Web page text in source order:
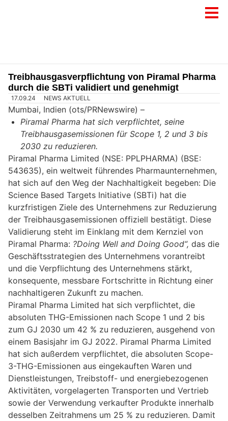
Treibhausgasverpflichtung von Piramal Pharma
durch die SBTi validiert und genehmigt
17.09.24 NEWS AKTUELL
Mumbai, Indien (ots/PRNewswire) –
Piramal Pharma hat sich verpflichtet, seine
Treibhausgasemissionen für Scope 1, 2 und 3 bis
2030 zu reduzieren.
Piramal Pharma Limited (NSE: PPLPHARMA) (BSE:
543635), ein weltweit führendes Pharmaunternehmen,
hat sich auf den Weg der Nachhaltigkeit begeben: Die
Science Based Targets Initiative (SBTi) hat die
kurzfristigen Ziele des Unternehmens zur Reduzierung
der Treibhausgasemissionen offiziell bestätigt. Diese
Validierung steht im Einklang mit dem Kernziel von
Piramal Pharma: ?Doing Well and Doing Good“, das die
Geschäftsstrategien des Unternehmens vorantreibt
und die Verpflichtung des Unternehmens stärkt,
konsequente, messbare Fortschritte in Richtung einer
nachhaltigeren Zukunft zu machen.
Piramal Pharma Limited hat sich verpflichtet, die
absoluten THG-Emissionen nach Scope 1 und 2 bis
zum GJ 2030 um 42 % zu reduzieren, ausgehend von
einem Basisjahr im GJ 2022. Piramal Pharma Limited
hat sich außerdem verpflichtet, die absoluten Scope-
3-THG-Emissionen aus eingekauften Waren und
Dienstleistungen, Treibstoff- und energiebezogenen
Aktivitäten, vorgelagerten Transporten und Vertrieb
sowie der Verwendung verkaufter Produkte innerhalb
desselben Zeitrahmens um 25 % zu reduzieren. Damit